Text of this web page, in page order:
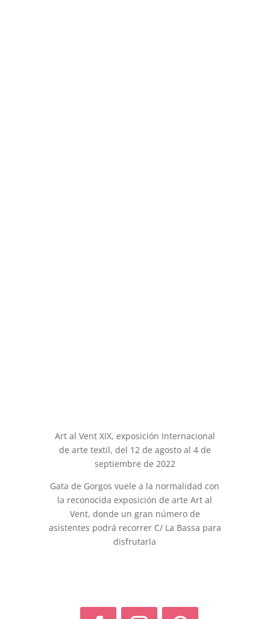
Art al Vent XIX, exposición Internacional
de arte textil, del 12 de agosto al 4 de
septiembre de 2022
Gata de Gorgos vuele a la normalidad con
la reconocida exposición de arte Art al
Vent, donde un gran número de
asistentes podrá recorrer C/ La Bassa para
disfrutarla